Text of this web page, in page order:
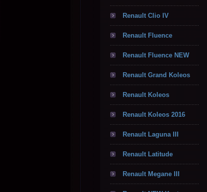
Renault Clio IV
Renault Fluence
Renault Fluence NEW
Renault Grand Koleos
Renault Koleos
Renault Koleos 2016
Renault Laguna III
Renault Latitude
Renault Megane III